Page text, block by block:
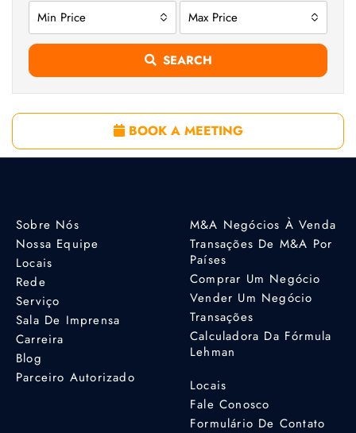
Min Price Max Price
SEARCH
BOOK A MEETING
Sobre Nós
Nossa Equipe
Locais
Rede
Serviço
Sala De Imprensa
Carreira
Blog
Parceiro Autorizado
M&A Negócios À Venda
Transações De M&A Por
Países
Comprar Um Negócio
Vender Um Negócio
Transações
Calculadora Da Fórmula
Lehman
Locais
Fale Conosco
Formulário De Contato